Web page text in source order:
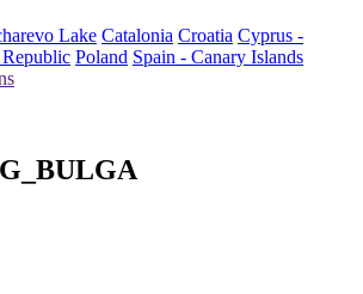
Lake Catalonia Croatia Cyprus -
Poland Spain - Canary Islands